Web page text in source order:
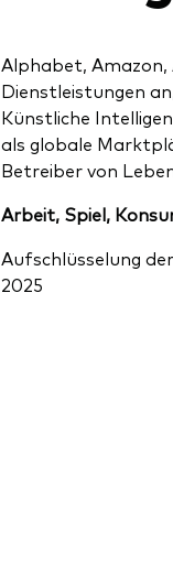
Alphabet, Amazon,
Dienstleistungen
Künstliche
als globale
Betreiber von
Arbeit, Spiel,
Aufschlüsselung
2025